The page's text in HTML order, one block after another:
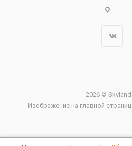
2026 ©
Изображение на главной